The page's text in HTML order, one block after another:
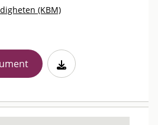
(KBM)